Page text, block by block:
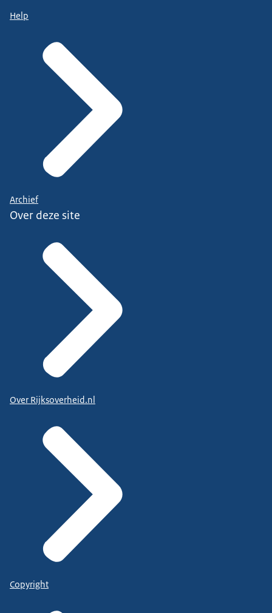
Help
Archief
Over deze site
Over Rijksoverheid.nl
Copyright